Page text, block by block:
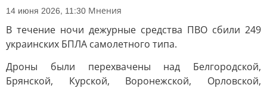
14 июня 2026, 11:30 Мнения
В течение ночи дежурные средства ПВО сбили 249
украинских БПЛА самолетного типа.
Дроны были перехвачены над Белгородской,
Брянской, Курской, Воронежской, Орловской,